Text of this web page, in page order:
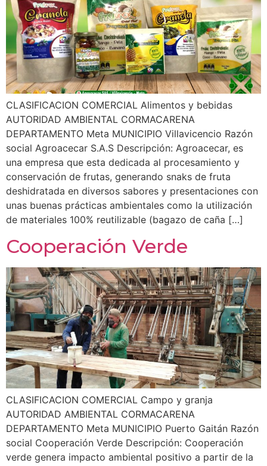
CLASIFICACION COMERCIAL Alimentos y bebidas
AUTORIDAD AMBIENTAL CORMACARENA
DEPARTAMENTO Meta MUNICIPIO Villavicencio Razón
social Agroacecar S.A.S Descripción: Agroacecar, es
una empresa que esta dedicada al procesamiento y
conservación de frutas, generando snaks de fruta
deshidratada en diversos sabores y presentaciones con
unas buenas prácticas ambientales como la utilización
de materiales 100% reutilizable (bagazo de caña […]
Cooperación Verde
CLASIFICACION COMERCIAL Campo y granja
AUTORIDAD AMBIENTAL CORMACARENA
DEPARTAMENTO Meta MUNICIPIO Puerto Gaitán Razón
social Cooperación Verde Descripción: Cooperación
verde genera impacto ambiental positivo a partir de la